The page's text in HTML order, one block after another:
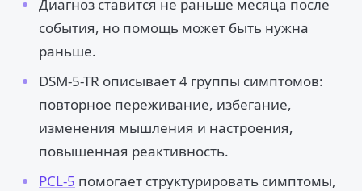
Диагноз ставится не раньше месяца после
события, но помощь может быть нужна
раньше.
DSM-5-TR описывает 4 группы симптомов:
повторное переживание, избегание,
изменения мышления и настроения,
повышенная реактивность.
PCL-5 помогает структурировать симптомы,